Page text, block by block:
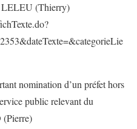
LELEU (Thierry)
nomination d’un préfet hors
public relevant du